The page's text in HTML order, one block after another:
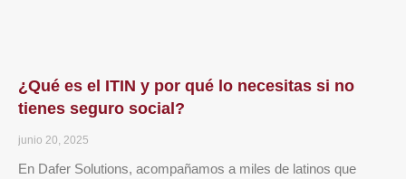
¿Qué es el ITIN y por qué lo necesitas si no
tienes seguro social?
junio 20, 2025
En Dafer Solutions, acompañamos a miles de latinos que